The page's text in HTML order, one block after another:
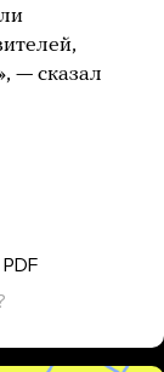
— сказал
PDF